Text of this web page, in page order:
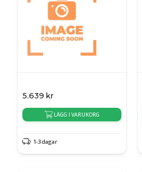
5.639 kr
LÄGG I VARUKORG
1-3 dagar